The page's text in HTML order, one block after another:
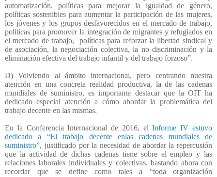
automatización, políticas para mejorar la igualdad de género,
políticas sostenibles para aumentar la participación de las mujeres,
los jóvenes y los grupos desfavorecidos en el mercado de trabajo,
políticas para promover la integración de migrantes y refugiados en
el mercado de trabajo,
políticas para reforzar la libertad sindical y
de asociación, la negociación colectiva, la no discriminación y la
eliminación efectiva del trabajo infantil y del trabajo forzoso”.
D) Volviendo al ámbito internacional, pero centrando nuestra
atención en una concreta realidad productiva, la de las cadenas
mundiales de suministro, es importante destacar que la OIT ha
dedicado especial atención a cómo abordar la problemática del
trabajo decente en las mismas.
En la Conferencia Internacional de 2016, elInforme IV estuvo
dedicado a “El trabajo decente enlas cadenas mundiales de
suministro”, justificado por la necesidad de abordar la repercusión
que la actividad de dichas cadenas tiene sobre el empleo y las
relaciones laborales individuales y colectivas, bastando ahora con
recordar que se define como tales a “toda organización